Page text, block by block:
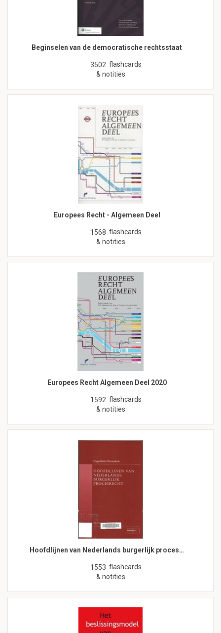
Beginselen van de democratische rechtsstaat
3502 flashcards
& notities
Europees Recht - Algemeen Deel
1568 flashcards
& notities
Europees Recht Algemeen Deel 2020
1592 flashcards
& notities
Hoofdlijnen van Nederlands burgerlijk proces…
1553 flashcards
& notities